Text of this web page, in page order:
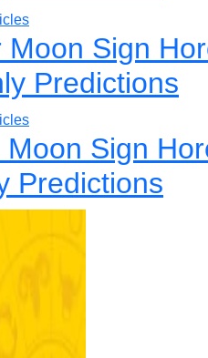
Moon Sign
Predictions
Moon Sign
Predictions